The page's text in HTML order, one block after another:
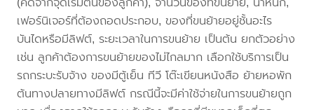
เฟอร์นิเจอร์ที่ต้องถอดประกอบ, ของที่ขนย้ายอยู่ชั้นอะไร
บันไดหรือมีลิฟต์, ระยะเวลาในการขนย้าย เป็นต้น ยกตัวอย่าง
เช่น ลูกค้าต้องการขนย้ายของไม่ไกลมาก เลือกใช้บริการเป็น
รถกระบะรับจ้าง ของมีตู้เย็น ทีวี โต๊ะเขียนหนังสือ ย้ายหอพัก
ต้นทางปลายทางมีลิฟต์ กรณีนี้จะมีค่าใช้จ่ายในการขนย้ายถูก